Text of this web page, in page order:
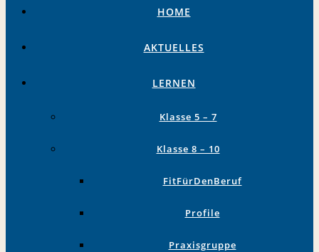
HOME
AKTUELLES
LERNEN
Klasse 5 – 7
Klasse 8 – 10
FitFürDenBeruf
Profile
Praxisgruppe